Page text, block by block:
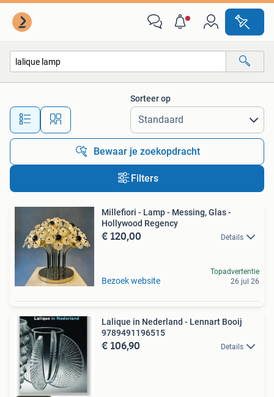
Alle afstanden…
Sorteer op
Bewaar je zoekopdracht
Filters
Millefiori - Lamp - Messing, Glas -
Hollywood Regency
€ 120,00 Details
Bezoek website
Topadvertentie
26 jul 26
Lalique in Nederland - Lennart Booij
9789491196515
€ 106,90 Details